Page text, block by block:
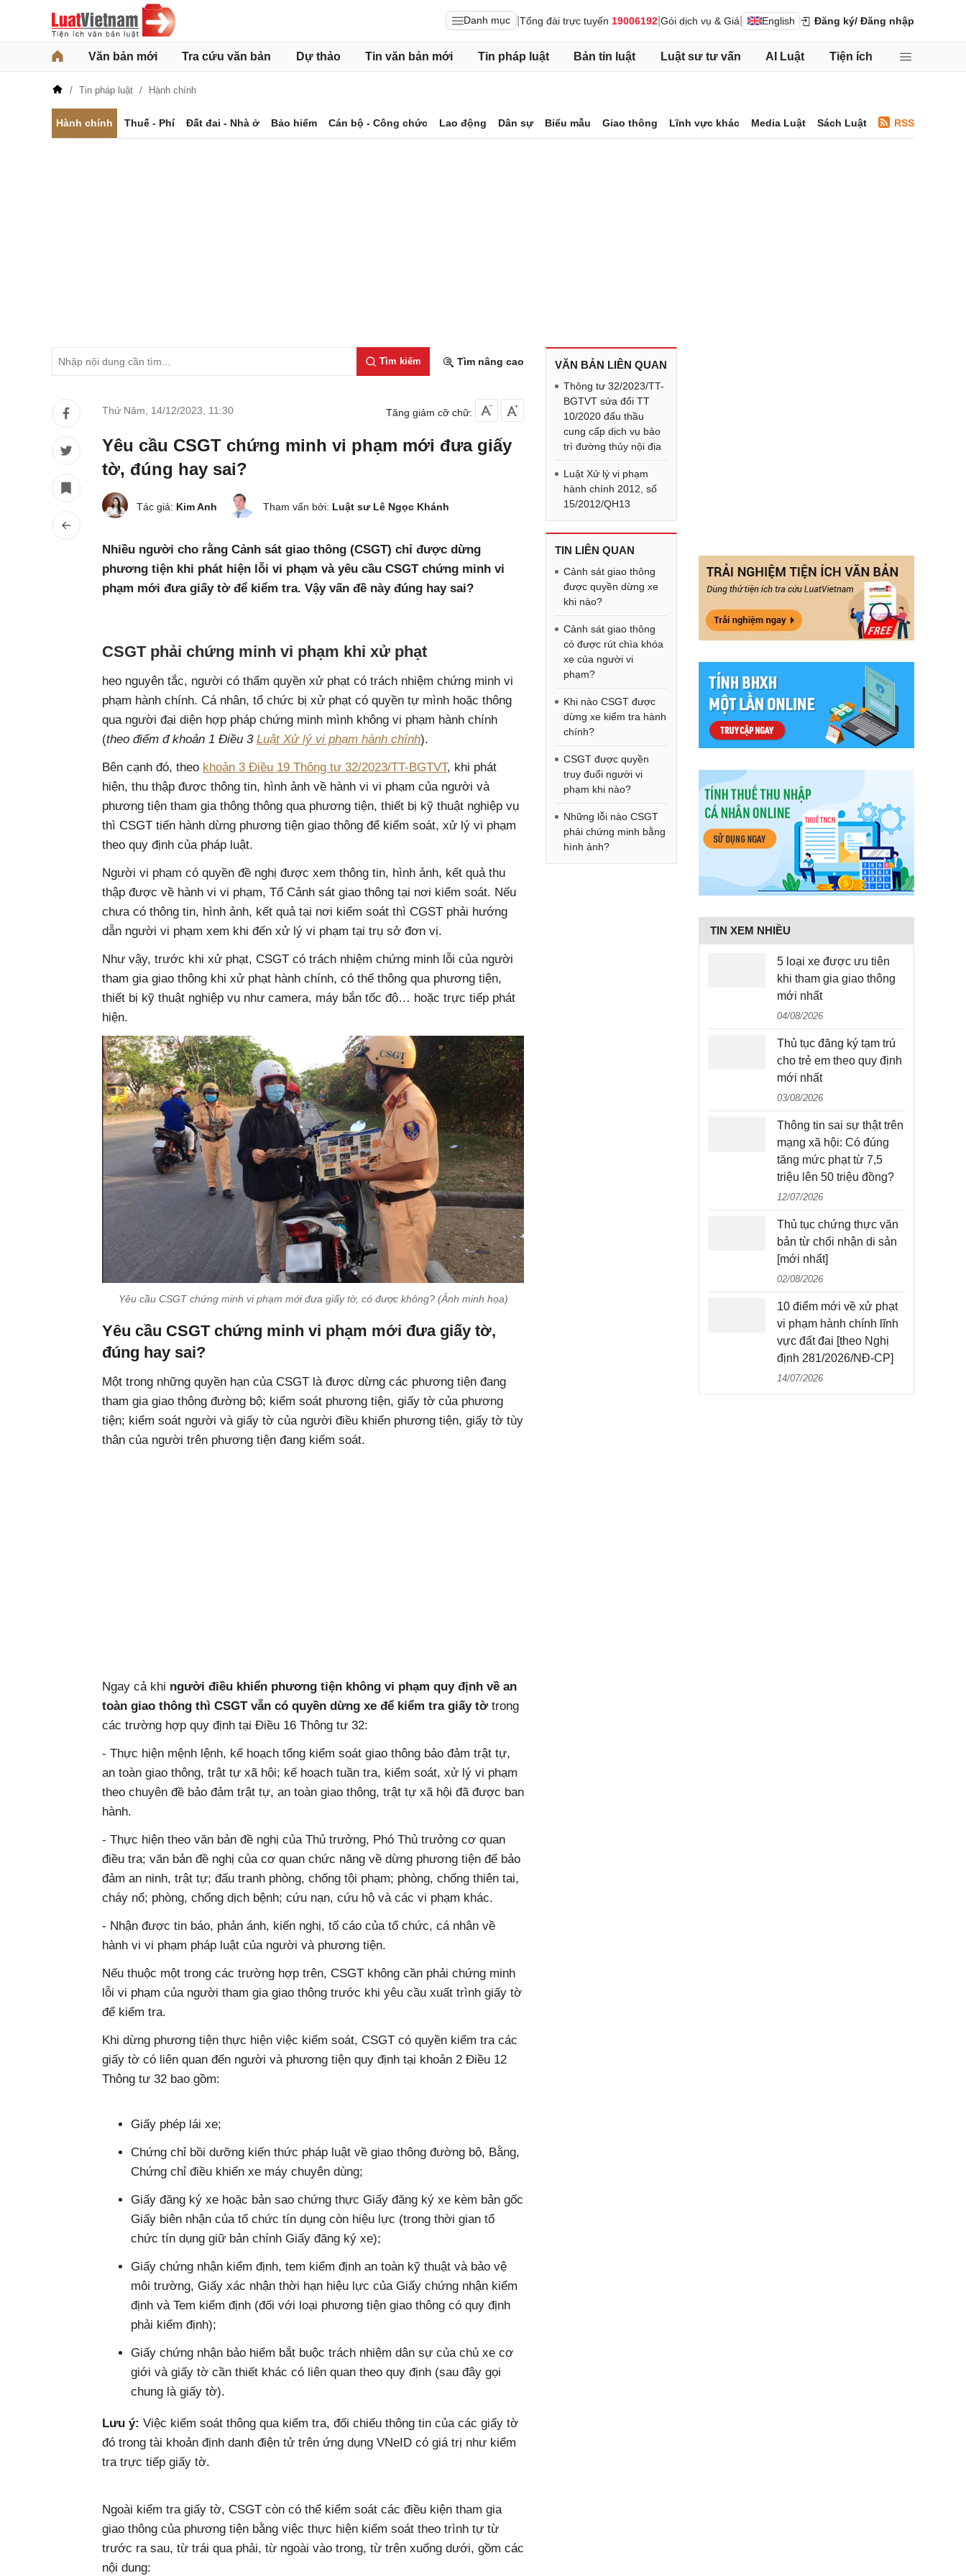
Danh mục Tổng đài trực tuyến 19006192 Gói dịch vụ & Giá English Đăng ký/ Đăng nhập
Văn bản mới Tra cứu văn bản Dự thảo Tin văn bản mới Tin pháp luật Bản tin luật Luật sư tư vấn AI Luật Tiện ích
Tin pháp luật Hành chính
Hành chính Thuế - Phí Đất đai - Nhà ở Bảo hiểm Cán bộ - Công chức Lao động Dân sự Biểu mẫu Giao thông Lĩnh vực khác Media Luật Sách Luật RSS
Tìm kiếm Tìm nâng cao
Thứ Năm, 14/12/2023 11:30 Tăng giảm cỡ chữ:
Yêu cầu CSGT chứng minh vi phạm mới đưa giấy
tờ, đúng hay sai?
Tác giả: Kim Anh Tham vấn bởi: Luật sư Lê Ngọc Khánh
Nhiều người cho rằng Cảnh sát giao thông (CSGT) chỉ được dừng
phương tiện khi phát hiện lỗi vi phạm và yêu cầu CSGT chứng minh vi
phạm mới đưa giấy tờ để kiểm tra. Vậy vấn đề này đúng hay sai?
CSGT phải chứng minh vi phạm khi xử phạt
heo nguyên tắc, người có thẩm quyền xử phạt có trách nhiệm chứng minh vi
phạm hành chính. Cá nhân, tổ chức bị xử phạt có quyền tự mình hoặc thông
qua người đại diện hợp pháp chứng minh mình không vi phạm hành chính
(theo điểm đ khoản 1 Điều 3 Luật Xử lý vi phạm hành chính).
Bên cạnh đó, theo khoản 3 Điều 19 Thông tư 32/2023/TT-BGTVT, khi phát
hiện, thu thập được thông tin, hình ảnh về hành vi vi phạm của người và
phương tiện tham gia thông thông qua phương tiện, thiết bị kỹ thuật nghiệp vụ
thì CSGT tiến hành dừng phương tiện giao thông để kiểm soát, xử lý vi phạm
theo quy định của pháp luật.
Người vi phạm có quyền đề nghị được xem thông tin, hình ảnh, kết quả thu
thập được về hành vi vi phạm, Tổ Cảnh sát giao thông tại nơi kiểm soát. Nếu
chưa có thông tin, hình ảnh, kết quả tại nơi kiểm soát thì CGST phải hướng
dẫn người vi phạm xem khi đến xử lý vi phạm tại trụ sở đơn vị.
Như vậy, trước khi xử phạt, CSGT có trách nhiệm chứng minh lỗi của người
tham gia giao thông khi xử phạt hành chính, có thể thông qua phương tiện,
thiết bị kỹ thuật nghiệp vụ như camera, máy bắn tốc độ… hoặc trực tiếp phát
hiện.
Yêu cầu CSGT chứng minh vi phạm mới đưa giấy tờ, có được không? (Ảnh minh họa)
Yêu cầu CSGT chứng minh vi phạm mới đưa giấy tờ,
đúng hay sai?
Một trong những quyền hạn của CSGT là được dừng các phương tiện đang
tham gia giao thông đường bộ; kiểm soát phương tiện, giấy tờ của phương
tiện; kiểm soát người và giấy tờ của người điều khiển phương tiện, giấy tờ tùy
thân của người trên phương tiện đang kiểm soát.
Ngay cả khi người điều khiển phương tiện không vi phạm quy định về an
toàn giao thông thì CSGT vẫn có quyền dừng xe để kiểm tra giấy tờ trong
các trường hợp quy định tại Điều 16 Thông tư 32:
- Thực hiện mệnh lệnh, kế hoạch tổng kiểm soát giao thông bảo đảm trật tự,
an toàn giao thông, trật tự xã hội; kế hoạch tuần tra, kiểm soát, xử lý vi phạm
theo chuyên đề bảo đảm trật tự, an toàn giao thông, trật tự xã hội đã được ban
hành.
- Thực hiện theo văn bản đề nghị của Thủ trưởng, Phó Thủ trưởng cơ quan
điều tra; văn bản đề nghị của cơ quan chức năng về dừng phương tiện để bảo
đảm an ninh, trật tự; đấu tranh phòng, chống tội phạm; phòng, chống thiên tai,
cháy nổ; phòng, chống dịch bệnh; cứu nạn, cứu hộ và các vi phạm khác.
- Nhận được tin báo, phản ánh, kiến nghị, tố cáo của tổ chức, cá nhân về
hành vi vi phạm pháp luật của người và phương tiện.
​Nếu thuộc một trong các trường hợp trên, CSGT không cần phải chứng minh
lỗi vi phạm của người tham gia giao thông trước khi yêu cầu xuất trình giấy tờ
để kiểm tra.
Khi dừng phương tiện thực hiện việc kiểm soát, CSGT có quyền kiểm tra các
giấy tờ có liên quan đến người và phương tiện quy định tại khoản 2 Điều 12
Thông tư 32 bao gồm:
Giấy phép lái xe;
Chứng chỉ bồi dưỡng kiến thức pháp luật về giao thông đường bộ, Bằng,
Chứng chỉ điều khiển xe máy chuyên dùng;
Giấy đăng ký xe hoặc bản sao chứng thực Giấy đăng ký xe kèm bản gốc
Giấy biên nhận của tổ chức tín dụng còn hiệu lực (trong thời gian tổ
chức tín dụng giữ bản chính Giấy đăng ký xe);
Giấy chứng nhận kiểm định, tem kiểm định an toàn kỹ thuật và bảo vệ
môi trường, Giấy xác nhận thời hạn hiệu lực của Giấy chứng nhận kiểm
định và Tem kiểm định (đối với loại phương tiện giao thông có quy định
phải kiểm định);
Giấy chứng nhận bảo hiểm bắt buộc trách nhiệm dân sự của chủ xe cơ
giới và giấy tờ cần thiết khác có liên quan theo quy định (sau đây gọi
chung là giấy tờ).
Lưu ý: Việc kiểm soát thông qua kiểm tra, đối chiếu thông tin của các giấy tờ
đó trong tài khoản định danh điện tử trên ứng dụng VNeID có giá trị như kiểm
tra trực tiếp giấy tờ.
Ngoài kiểm tra giấy tờ, CSGT còn có thể kiểm soát các điều kiện tham gia
giao thông của phương tiện bằng việc thực hiện kiểm soát theo trình tự từ
trước ra sau, từ trái qua phải, từ ngoài vào trong, từ trên xuống dưới, gồm các
nội dung:
VĂN BẢN LIÊN QUAN
Thông tư 32/2023/TT-
BGTVT sửa đổi TT
10/2020 đấu thầu
cung cấp dịch vụ bảo
trì đường thủy nội địa
Luật Xử lý vi phạm
hành chính 2012, số
15/2012/QH13
TIN LIÊN QUAN
Cảnh sát giao thông
được quyền dừng xe
khi nào?
Cảnh sát giao thông
có được rút chìa khóa
xe của người vi
phạm?
Khi nào CSGT được
dừng xe kiểm tra hành
chính?
CSGT được quyền
truy đuổi người vi
phạm khi nào?
Những lỗi nào CSGT
phải chứng minh bằng
hình ảnh?
TIN XEM NHIỀU
5 loại xe được ưu tiên
khi tham gia giao thông
mới nhất
04/08/2026
Thủ tục đăng ký tạm trú
cho trẻ em theo quy định
mới nhất
03/08/2026
Thông tin sai sự thật trên
mạng xã hội: Có đúng
tăng mức phạt từ 7,5
triệu lên 50 triệu đồng?
12/07/2026
Thủ tục chứng thực văn
bản từ chối nhận di sản
[mới nhất]
02/08/2026
10 điểm mới về xử phạt
vi phạm hành chính lĩnh
vực đất đai [theo Nghị
định 281/2026/NĐ-CP]
14/07/2026